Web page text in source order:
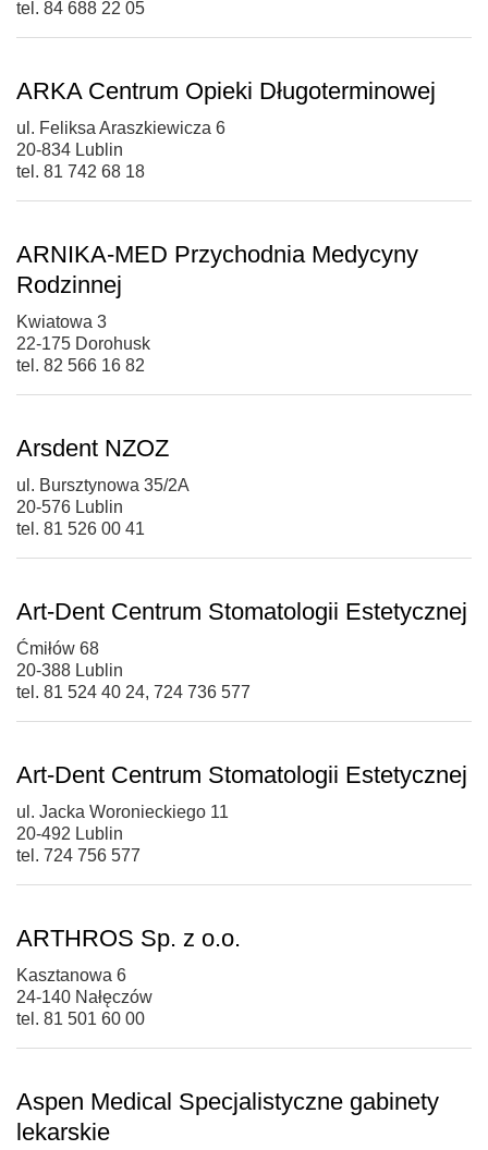
tel. 84 688 22 05
ARKA Centrum Opieki Długoterminowej
ul. Feliksa Araszkiewicza 6
20-834 Lublin
tel. 81 742 68 18
ARNIKA-MED Przychodnia Medycyny
Rodzinnej
Kwiatowa 3
22-175 Dorohusk
tel. 82 566 16 82
Arsdent NZOZ
ul. Bursztynowa 35/2A
20-576 Lublin
tel. 81 526 00 41
Art-Dent Centrum Stomatologii Estetycznej
Ćmiłów 68
20-388 Lublin
tel. 81 524 40 24, 724 736 577
Art-Dent Centrum Stomatologii Estetycznej
ul. Jacka Woronieckiego 11
20-492 Lublin
tel. 724 756 577
ARTHROS Sp. z o.o.
Kasztanowa 6
24-140 Nałęczów
tel. 81 501 60 00
Aspen Medical Specjalistyczne gabinety
lekarskie